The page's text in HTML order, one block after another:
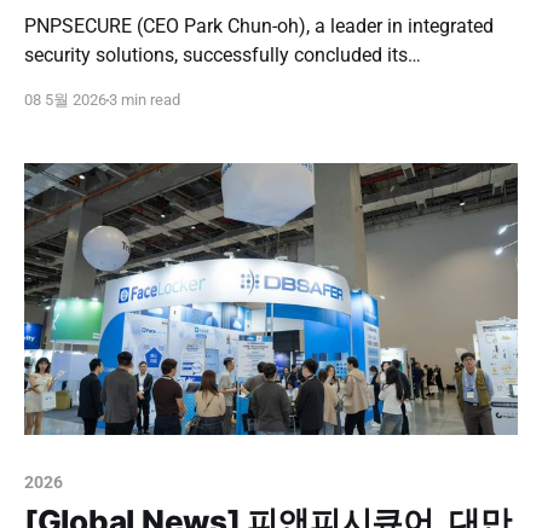
PNPSECURE (CEO Park Chun-oh), a leader in integrated
security solutions, successfully concluded its
cybersecurity conference, held at the Nangang Exhibition
exhibition was more than just a typical participation; it
08 5월 20263 min read
2026